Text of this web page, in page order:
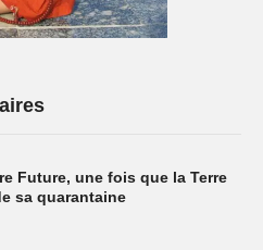
Future, une fois que la Terre
sa quarantaine